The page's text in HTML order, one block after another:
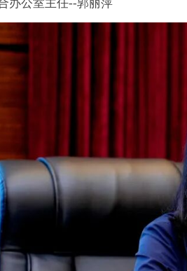
办公室主任--郭丽萍